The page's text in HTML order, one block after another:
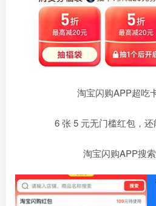
淘宝闪购APP超吃
6 张 5 元无门槛红包，还
淘宝闪购APP搜索